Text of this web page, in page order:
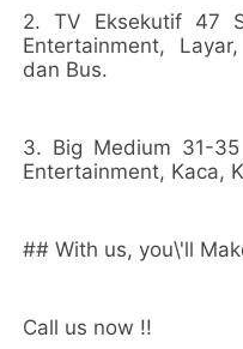
2. TV Eksekutif 47
Entertainment,
dan Bus.
3. Big Medium 31-
Entertainment, Kaca,
## With us, you\'ll
Call us now !!